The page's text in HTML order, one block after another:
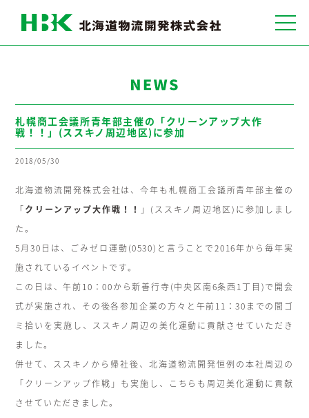
サイトマップ
札幌商工会議所青年部主催の「クリーンアップ大作
戦！！」(ススキノ周辺地区)に参加
2018/05/30
北海道物流開発株式会社は、今年も札幌商工会議所青年部主催の
「クリーンアップ大作戦！！ 」(ススキノ周辺地区)に参加しまし
た。
5月30日は、ごみゼロ運動(0530)と言うことで2016年から毎年実
施されているイベントです。
この日は、午前10：00から新善行寺(中央区南6条西1丁目)で開会
式が実施され、その後各参加企業の方々と午前11：30までの間ゴ
ミ拾いを実施し、ススキノ周辺の美化運動に貢献させていただき
ました。
併せて、ススキノから帰社後、北海道物流開発恒例の本社周辺の
「クリーンアップ作戦」も実施し、こちらも周辺美化運動に貢献
させていただきました。